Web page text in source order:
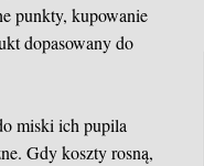
punkty, kupowanie
dopasowany do
miski ich pupila
Gdy koszty rosną,